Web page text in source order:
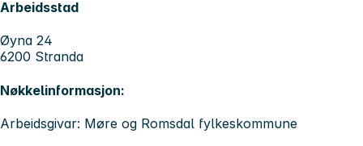
Arbeidsstad
Øyna 24
6200 Stranda
Nøkkelinformasjon:
Arbeidsgivar: Møre og Romsdal fylkeskommune